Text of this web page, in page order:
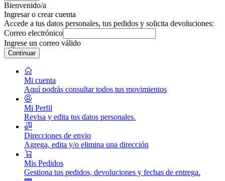
Bienvenido/a
Ingresar o crear cuenta
Accede a tus datos personales, tus pedidos y solicita devoluciones:
Correo electrónico
Ingrese un correo válido
Continuar
Mi cuenta
Aquí podrás consultar todos tus movimientos
Mi Perfil
Revisa y edita tus datos personales.
Direcciones de envio
Agrega, edita y/o elimina una dirección
Mis Pedidos
Gestiona tus pedidos, devoluciones y fechas de entrega.